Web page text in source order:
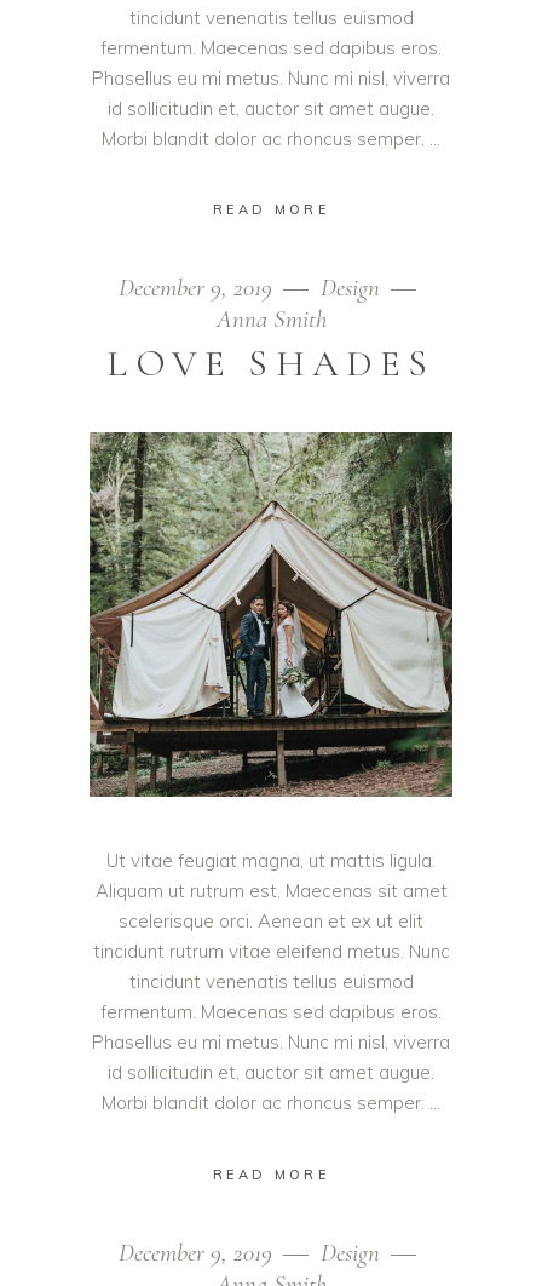
tincidunt venenatis tellus euismod
fermentum. Maecenas sed dapibus eros.
Phasellus eu mi metus. Nunc mi nisl, viverra
id sollicitudin et, auctor sit amet augue.
Morbi blandit dolor ac rhoncus semper.
READ MORE
December 9, 2019
Design
Anna Smith
LOVE SHADES
Ut vitae feugiat magna, ut mattis ligula.
Aliquam ut rutrum est. Maecenas sit amet
scelerisque orci. Aenean et ex ut elit
tincidunt rutrum vitae eleifend metus. Nunc
tincidunt venenatis tellus euismod
fermentum. Maecenas sed dapibus eros.
Phasellus eu mi metus. Nunc mi nisl, viverra
id sollicitudin et, auctor sit amet augue.
Morbi blandit dolor ac rhoncus semper.
READ MORE
December 9, 2019
Design